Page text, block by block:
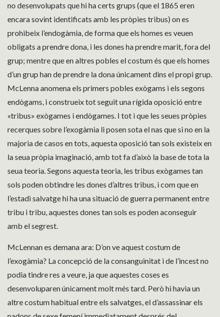
no desenvolupats que hi ha certs grups (que el 1865 eren
encara sovint identificats amb les pròpies tribus) on es
prohibeix l’endogàmia, de forma que els homes es veuen
obligats a prendre dona, i les dones ha prendre marit, fora del
grup; mentre que en altres pobles el costum és que els homes
d’un grup han de prendre la dona únicament dins el propi grup.
McLenna anomena els primers pobles exògams i els segons
endògams, i construeix tot seguit una rígida oposició entre
«tribus» exògames i endògames. I tot i que les seues pròpies
recerques sobre l’exogàmia li posen sota el nas que si no en la
majoria de casos en tots, aquesta oposició tan sols existeix en
la seua pròpia imaginació, amb tot fa d’això la base de tota la
seua teoria. Segons aquesta teoria, les tribus exògames tan
sols poden obtindre les dones d’altres tribus, i com que en
l’estadi salvatge hi ha una situació de guerra permanent entre
tribu i tribu, aquestes dones tan sols es poden aconseguir
amb el segrest.
McLennan es demana ara: D’on ve aquest costum de
l’exogàmia? La concepció de la consanguinitat i de l’incest no
podia tindre res a veure, ja que aquestes coses es
desenvoluparen únicament molt més tard. Però hi havia un
altre costum habitual entre els salvatges, el d’assassinar els